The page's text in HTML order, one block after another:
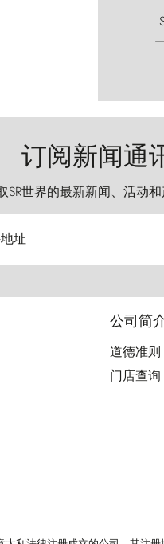
订阅新闻通
SR世界的最新新闻、活动
址
公司简
道德准则
门店查询